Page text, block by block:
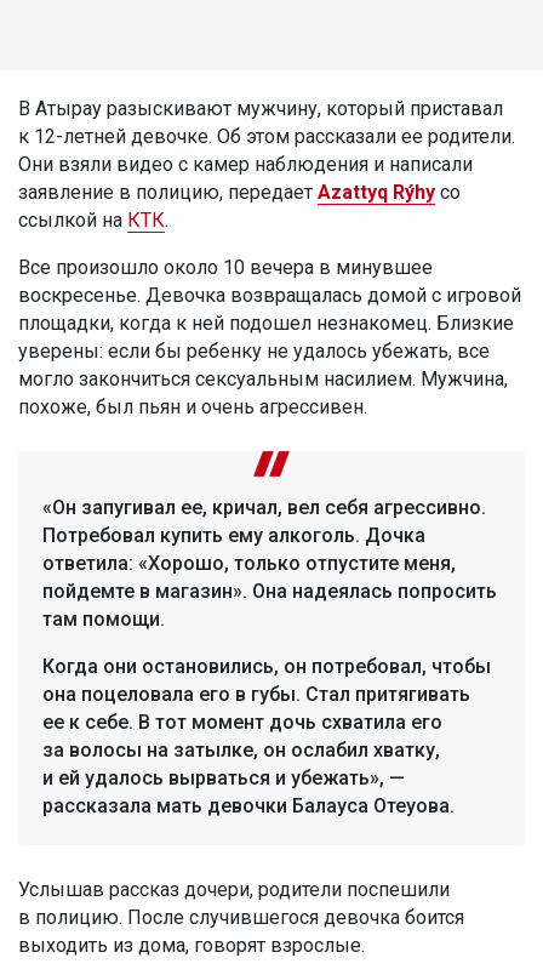
В Атырау разыскивают мужчину, который приставал
к 12-летней девочке. Об этом рассказали ее родители.
Они взяли видео с камер наблюдения и написали
заявление в полицию, передает Azattyq Rýhy со
ссылкой на КТК.
Все произошло около 10 вечера в минувшее
воскресенье. Девочка возвращалась домой с игровой
площадки, когда к ней подошел незнакомец. Близкие
уверены: если бы ребенку не удалось убежать, все
могло закончиться сексуальным насилием. Мужчина,
похоже, был пьян и очень агрессивен.
«Он запугивал ее, кричал, вел себя агрессивно.
Потребовал купить ему алкоголь. Дочка
ответила: «Хорошо, только отпустите меня,
пойдемте в магазин». Она надеялась попросить
там помощи.
Когда они остановились, он потребовал, чтобы
она поцеловала его в губы. Стал притягивать
ее к себе. В тот момент дочь схватила его
за волосы на затылке, он ослабил хватку,
и ей удалось вырваться и убежать», —
рассказала мать девочки Балауса Отеуова.
Услышав рассказ дочери, родители поспешили
в полицию. После случившегося девочка боится
выходить из дома, говорят взрослые.